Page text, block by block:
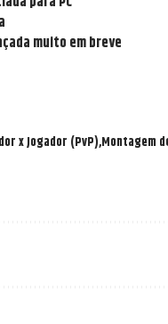
muito em breve
x Jogador (PvP)Montagem